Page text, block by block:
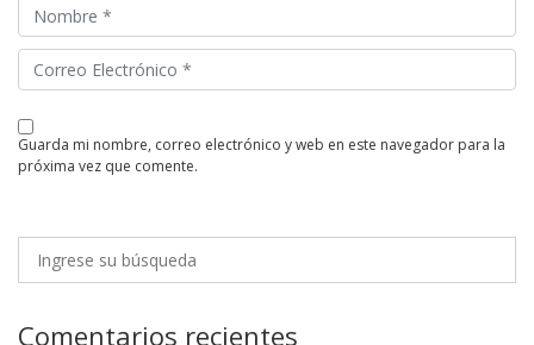
guarda mi nombre, correo electrónico y web en este navegador para la
próxima vez que comente.
Comentarios recientes